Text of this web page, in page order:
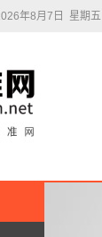
年8月7日 星期五